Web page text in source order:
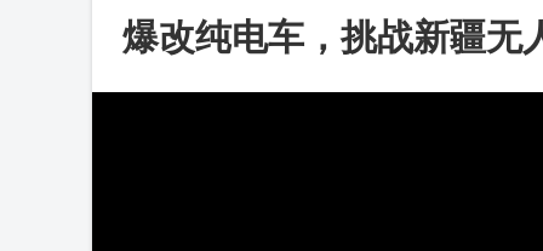
爆改纯电车，挑战新疆无